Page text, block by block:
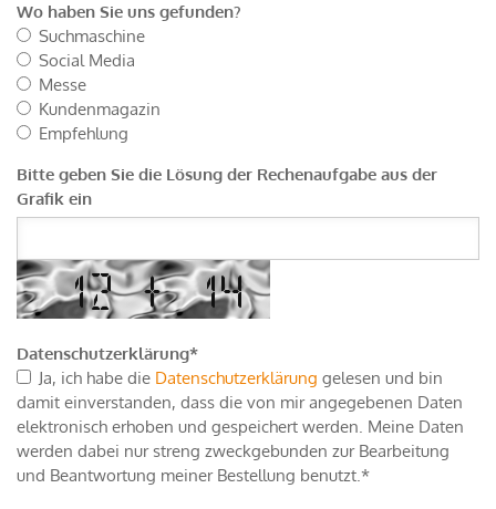
Wo haben Sie uns gefunden?
Suchmaschine
Social Media
Messe
Kundenmagazin
Empfehlung
Bitte geben Sie die Lösung der Rechenaufgabe aus der
Grafik ein
Datenschutzerklärung*
Ja, ich habe die Datenschutzerklärung gelesen und bin
damit einverstanden, dass die von mir angegebenen Daten
elektronisch erhoben und gespeichert werden. Meine Daten
werden dabei nur streng zweckgebunden zur Bearbeitung
und Beantwortung meiner Bestellung benutzt.*